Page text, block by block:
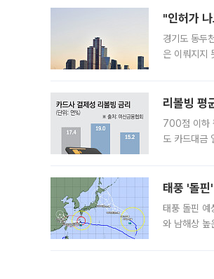
"인허가
경기도 동두
은 이뤄지지
리볼빙 평
700점 이하
도 카드대금
태풍 '돌
태풍 돌핀 예
와 남해상 높